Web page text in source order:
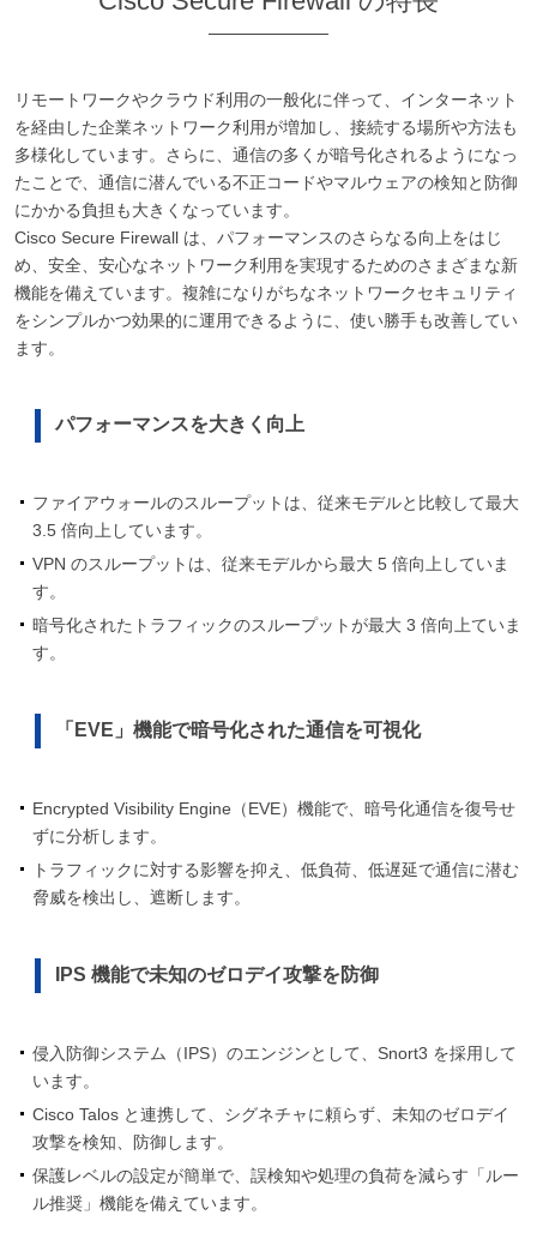
リモートワークやクラウド利用の一般化に伴って、インターネット
を経由した企業ネットワーク利用が増加し、接続する場所や方法も
多様化しています。さらに、通信の多くが暗号化されるようになっ
たことで、通信に潜んでいる不正コードやマルウェアの検知と防御
にかかる負担も大きくなっています。
Cisco Secure Firewall は、パフォーマンスのさらなる向上をはじ
め、安全、安心なネットワーク利用を実現するためのさまざまな新
機能を備えています。複雑になりがちなネットワークセキュリティ
をシンプルかつ効果的に運用できるように、使い勝手も改善してい
ます。
パフォーマンスを大きく向上
ファイアウォールのスループットは、従来モデルと比較して最大
3.5 倍向上しています。
VPN のスループットは、従来モデルから最大 5 倍向上していま
す。
暗号化されたトラフィックのスループットが最大 3 倍向上ていま
す。
「EVE」機能で暗号化された通信を可視化
Encrypted Visibility Engine（EVE）機能で、暗号化通信を復号せ
ずに分析します。
トラフィックに対する影響を抑え、低負荷、低遅延で通信に潜む
脅威を検出し、遮断します。
IPS 機能で未知のゼロデイ攻撃を防御
侵入防御システム（IPS）のエンジンとして、Snort3 を採用して
います。
Cisco Talos と連携して、シグネチャに頼らず、未知のゼロデイ
攻撃を検知、防御します。
保護レベルの設定が簡単で、誤検知や処理の負荷を減らす「ルー
ル推奨」機能を備えています。